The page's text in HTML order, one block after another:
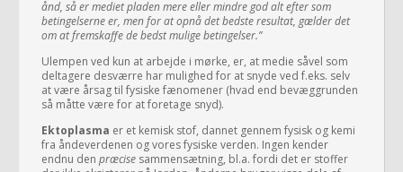
ånd, så er mediet pladen mere eller mindre god alt efter som
betingelserne er, men for at opnå det bedste resultat, gælder det
om at fremskaffe de bedst mulige betingelser.”
Ulempen ved kun at arbejde i mørke, er, at medie såvel som
deltagere desværre har mulighed for at snyde ved f.eks. selv
at være årsag til fysiske fænomener (hvad end bevæggrunden
så måtte være for at foretage snyd).
Ektoplasma er et kemisk stof, dannet gennem fysisk og kemi
fra åndeverdenen og vores fysiske verden. Ingen kender
endnu den præcise sammensætning, bl.a. fordi det er stoffer